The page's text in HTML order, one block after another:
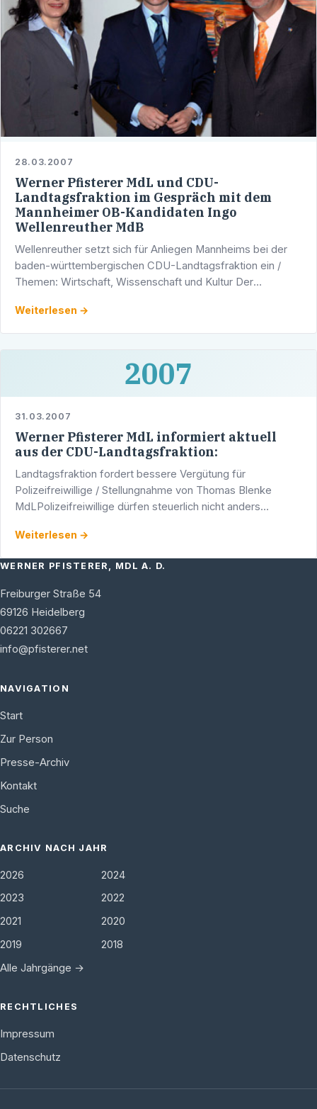
28.03.2007
Werner Pfisterer MdL und CDU-
Landtagsfraktion im Gespräch mit dem
Mannheimer OB-Kandidaten Ingo
Wellenreuther MdB
Wellenreuther setzt sich für Anliegen Mannheims bei der
baden-württembergischen CDU-Landtagsfraktion ein /
Themen: Wirtschaft, Wissenschaft und Kultur Der
Mannheimer …
Weiterlesen →
2007
31.03.2007
Werner Pfisterer MdL informiert aktuell
aus der CDU-Landtagsfraktion:
Landtagsfraktion fordert bessere Vergütung für
Polizeifreiwillige / Stellungnahme von Thomas Blenke
MdLPolizeifreiwillige dürfen steuerlich nicht anders
Feuerwehr und …
Weiterlesen →
WERNER PFISTERER, MDL A. D.
Freiburger Straße 54
69126 Heidelberg
06221 302667
info@pfisterer.net
NAVIGATION
Start
Zur Person
Presse-Archiv
Kontakt
Suche
ARCHIV NACH JAHR
2026
2024
2023
2022
2021
2020
2019
2018
Alle Jahrgänge →
RECHTLICHES
Impressum
Datenschutz